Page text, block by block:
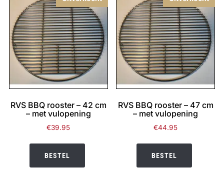
RVS BBQ rooster – 42 cm
– met vulopening
€39.95
BESTEL
RVS BBQ rooster – 47 cm
– met vulopening
€44.95
BESTEL